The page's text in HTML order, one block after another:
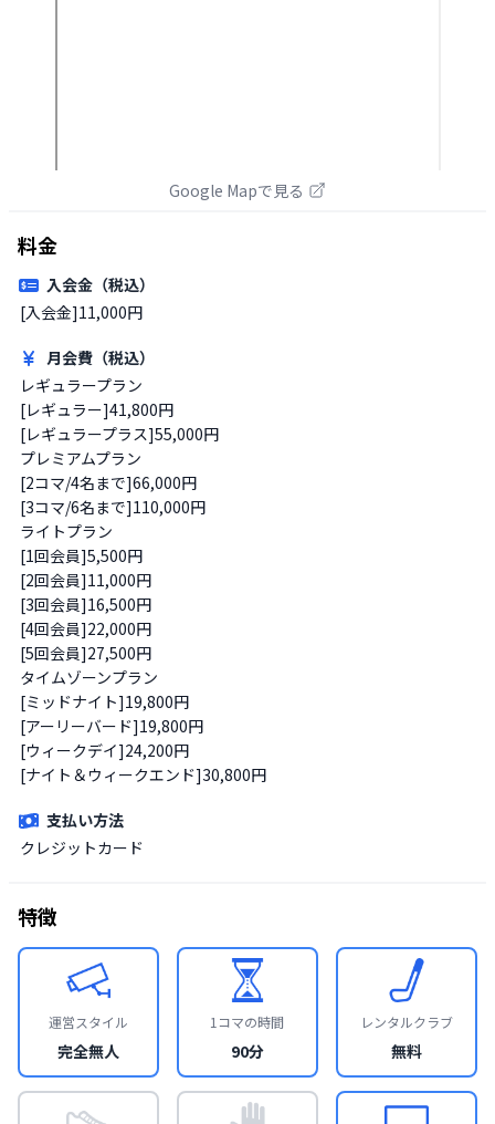
Google Mapで見る
料金
入会金（税込）
[入会金]11,000円
月会費（税込）
レギュラープラン
[レギュラー]41,800円
[レギュラープラス]55,000円
プレミアムプラン
[2コマ/4名まで]66,000円
[3コマ/6名まで]110,000円
ライトプラン
[1回会員]5,500円
[2回会員]11,000円
[3回会員]16,500円
[4回会員]22,000円
[5回会員]27,500円
タイムゾーンプラン
[ミッドナイト]19,800円
[アーリーバード]19,800円
[ウィークデイ]24,200円
[ナイト＆ウィークエンド]30,800円
支払い方法
クレジットカード
特徴
運営スタイル
完全無人
1コマの時間
90分
レンタルクラブ
無料